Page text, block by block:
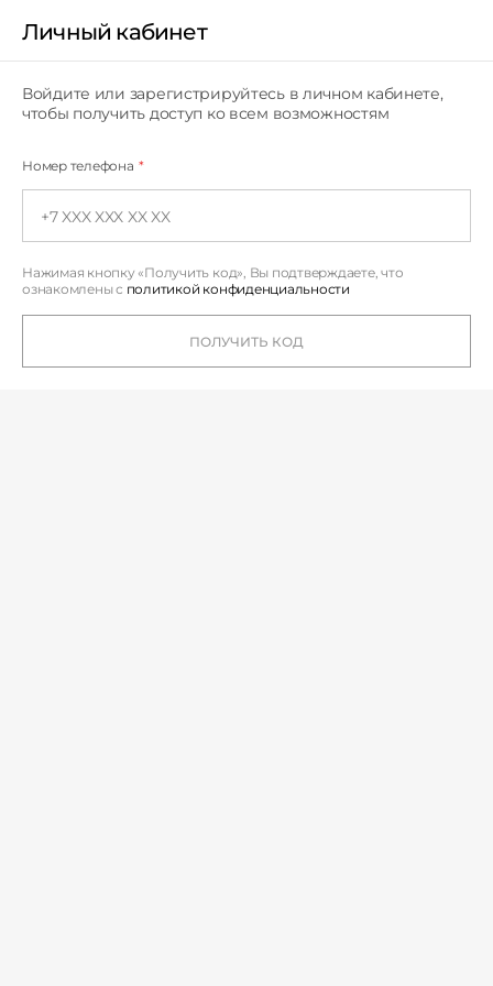
Личный кабинет
Личный кабинет
Войдите или зарегистрируйтесь в личном кабинете,
чтобы получить доступ ко всем возможностям
Номер телефона *
Нажимая кнопку «Получить код», Вы подтверждаете,что
ознакомлены с политикой конфиденциальности
ПОЛУЧИТЬ КОД